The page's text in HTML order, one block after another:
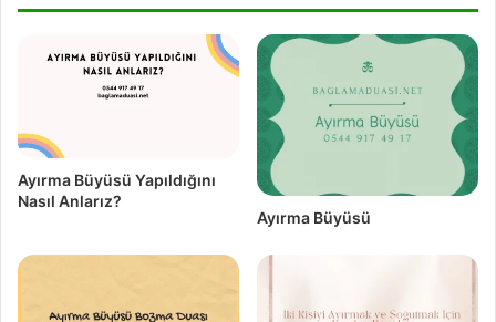
Ayırma Büyüsü Yapıldığını
Nasıl Anlarız?
Ayırma Büyüsü